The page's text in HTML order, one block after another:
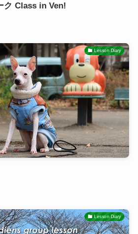
ク Class in Ven!
Lesson Diary
Lesson Diary